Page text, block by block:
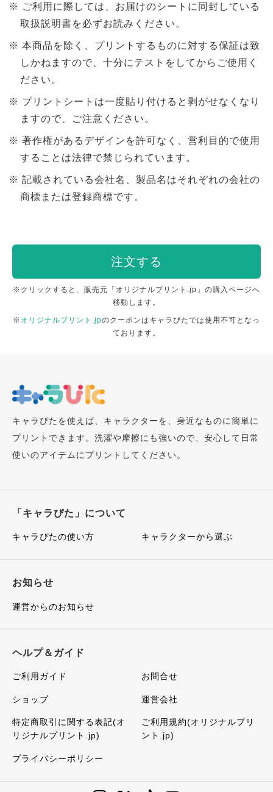
ご利用に際しては、お届けのシートに同封している
取扱説明書を必ずお読みください。
本商品を除く、プリントするものに対する保証は致
しかねますので、十分にテストをしてからご使用く
ださい。
プリントシートは一度貼り付けると剥がせなくなり
ますので、ご注意ください。
著作権があるデザインを許可なく、営利目的で使用
することは法律で禁じられています。
記載されている会社名、製品名はそれぞれの会社の
商標または登録商標です。
注文する
※クリックすると、販売元「オリジナルプリント.jp」の購入ページへ
移動します。
※ オリジナルプリント.jpのクーポンはキャラぴたでは使用不可となっ
ております。
キャラぴたを使えば、キャラクターを、身近なものに簡単に
プリントできます。洗濯や摩擦にも強いので、安心して日常
使いのアイテムにプリントしてください。
「キャラぴた」について
キャラぴたの使い方 キャラクターから選ぶ
お知らせ
運営からのお知らせ
ヘルプ＆ガイド
ご利用ガイド お問合せ
ショップ 運営会社
特定商取引に関する表記(オ
リジナルプリント.jp)
ご利用規約(オリジナルプリ
ント.jp)
プライバシーポリシー